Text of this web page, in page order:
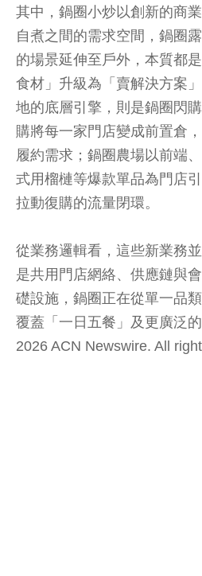
其中，鍋圈小炒以創新的商
自煮之間的需求空間，鍋圈
的場景延伸至戶外，本質都
食材」升級為「賣解決方案
地的底層引擎，則是鍋圈閃
購將每一家門店變成前置倉
履約需求；鍋圈農場以前端
式用榴槤等爆款單品為門店
拉動復購的流量閉環。
從業務邏輯看，這些新業務
是共用門店網絡、供應鏈與
礎設施，鍋圈正在從單一品
覆蓋「一日五餐」及更廣泛
2026 ACN Newswire. All